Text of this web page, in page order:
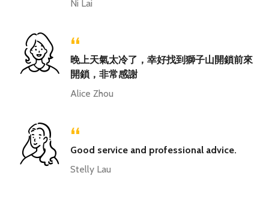
Ni Lai
“
晚上天氣太冷了，幸好找到獅子山開鎖前來
開鎖，非常感謝
Alice Zhou
“
Good service and professional advice.
Stelly Lau